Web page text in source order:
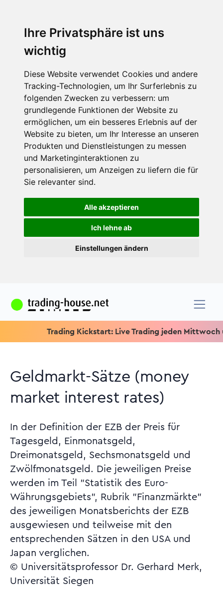
Ihre Privatsphäre ist uns
wichtig
Diese Website verwendet Cookies und andere
Tracking-Technologien, um Ihr Surferlebnis zu
folgenden Zwecken zu verbessern: um
grundlegende Funktionen der Website zu
ermöglichen, um ein besseres Erlebnis auf der
Website zu bieten, um Ihr Interesse an unseren
Produkten und Dienstleistungen zu messen
und Marketinginteraktionen zu
personalisieren, um Anzeigen zu liefern die für
Sie relevanter sind.
Alle akzeptieren
Ich lehne ab
Einstellungen ändern
Trading Kickstart: Live Trading jeden Mittwoch um
Geldmarkt-Sätze (money
market interest rates)
In der Definition der EZB der Preis für
Tagesgeld, Einmonatsgeld,
Dreimonatsgeld, Sechsmonatsgeld und
Zwölfmonatsgeld. Die jeweiligen Preise
werden im Teil "Statistik des Euro-
Währungsgebiets", Rubrik "Finanzmärkte"
des jeweiligen Monatsberichts der EZB
ausgewiesen und teilweise mit den
entsprechenden Sätzen in den USA und
Japan verglichen.
© Universitätsprofessor Dr. Gerhard Merk,
Universität Siegen